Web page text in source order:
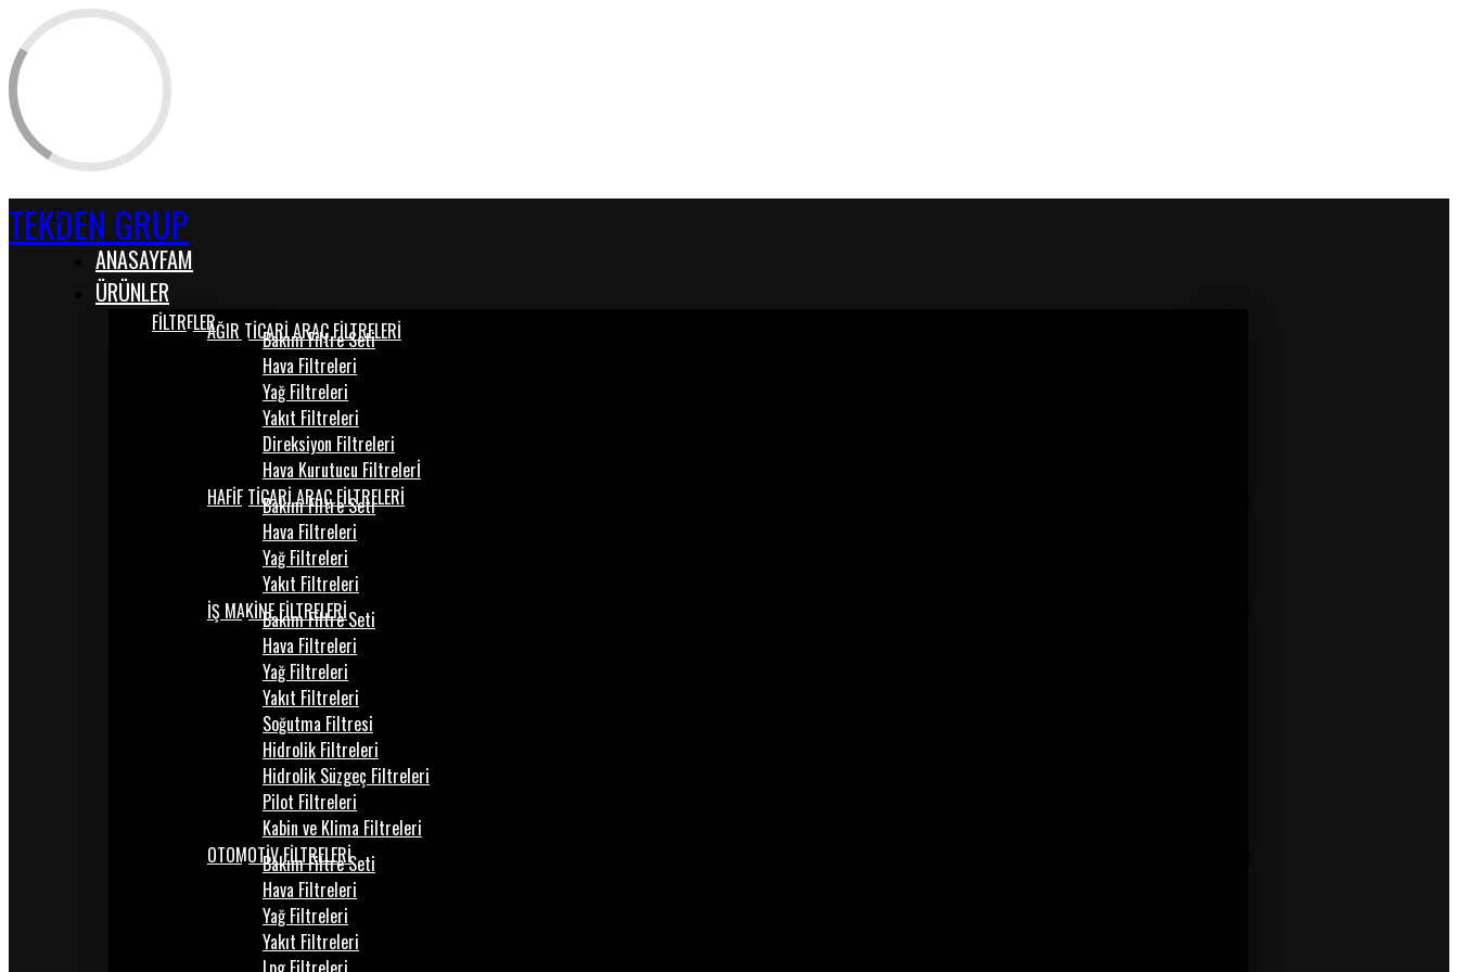
TEKDEN GRUP
ANASAYFAM
ÜRÜNLER
FİLTRELERAĞIR TİCARİ ARAÇ FİLTRELERİ
Bakım Filtre Seti
Hava Filtreleri
Yağ Filtreleri
Yakıt Filtreleri
Direksiyon Filtreleri
Hava Kurutucu Filtrelerİ
HAFİF TİCARİ ARAÇ FİLTRELERİ
Bakım Filtre Seti
Hava Filtreleri
Yağ Filtreleri
Yakıt Filtreleri
İŞ MAKİNE FİLTRELERİ
Bakım Filtre Seti
Hava Filtreleri
Yağ Filtreleri
Yakıt Filtreleri
Soğutma Filtresi
Hidrolik Filtreleri
Hidrolik Süzgeç Filtreleri
Pilot Filtreleri
Kabin ve Klima Filtreleri
OTOMOTİV FİLTRELERİ
Bakım Filtre Seti
Hava Filtreleri
Yağ Filtreleri
Yakıt Filtreleri